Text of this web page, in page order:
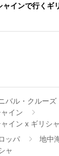
ャインで行くギ
バル・クルーズ
イン
イン x ギリシャ
ッパ 地中
ャ